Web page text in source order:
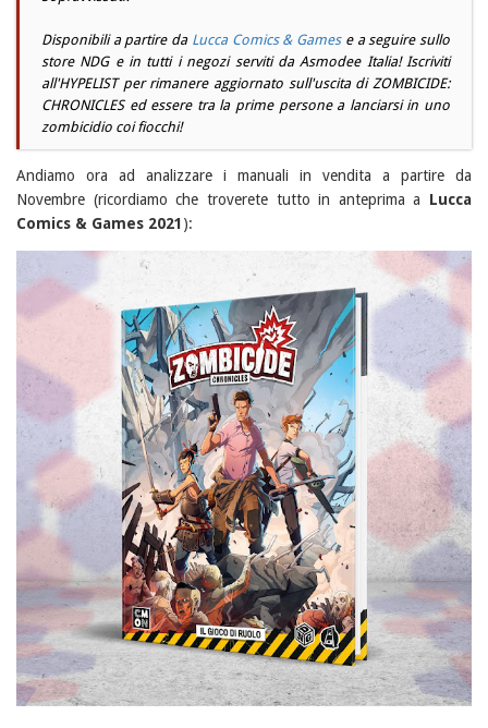
Disponibili a partire da Lucca Comics & Gamese a seguire sullo
store NDG e in tutti i negozi serviti da Asmodee Italia! Iscriviti
all'HYPELIST per rimanere aggiornato sull'uscita di ZOMBICIDE:
CHRONICLES ed essere tra la prime persone a lanciarsi in uno
zombicidio coi fiocchi!
Andiamo ora ad analizzare i manuali in vendita a partire da
Novembre (ricordiamo che troverete tutto in anteprima a Lucca
Comics & Games 2021):